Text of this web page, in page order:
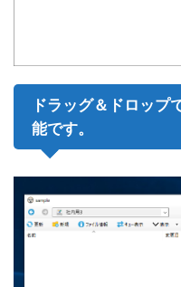
ドラッグ＆ドロップ
能です。